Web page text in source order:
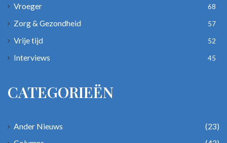
Vroeger 68
Zorg & Gezondheid 57
Vrije tijd 52
Interviews 45
CATEGORIEËN
Ander Nieuws
(23)